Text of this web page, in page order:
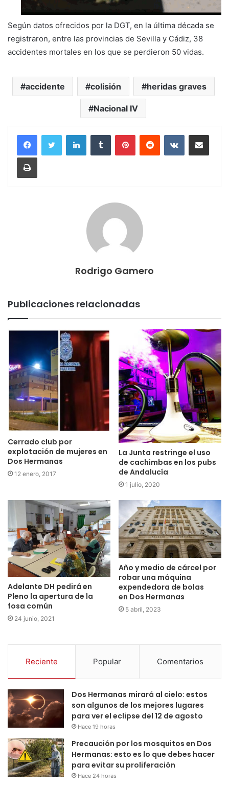
Según datos ofrecidos por la DGT, en la última década se
registraron, entre las provincias de Sevilla y Cádiz, 38
accidentes mortales en los que se perdieron 50 vidas.
accidente colisión heridas graves
Nacional IV
Rodrigo Gamero
Publicaciones relacionadas
Cerrado club por
explotación de mujeres en
Dos Hermanas
12 enero, 2017
La Junta restringe el uso
de cachimbas en los pubs
de Andalucía
1 julio, 2020
Adelante DH pedirá en
Pleno la apertura de la
fosa común
24 junio, 2021
Año y medio de cárcel por
robar una máquina
expendedora de bolas
en Dos Hermanas
5 abril, 2023
Reciente Popular Comentarios
Dos Hermanas mirará al cielo: estos
son algunos de los mejores lugares
para ver el eclipse del 12 de agosto
Hace 19 horas
Precaución por los mosquitos en Dos
Hermanas: esto es lo que debes hacer
para evitar su proliferación
Hace 24 horas